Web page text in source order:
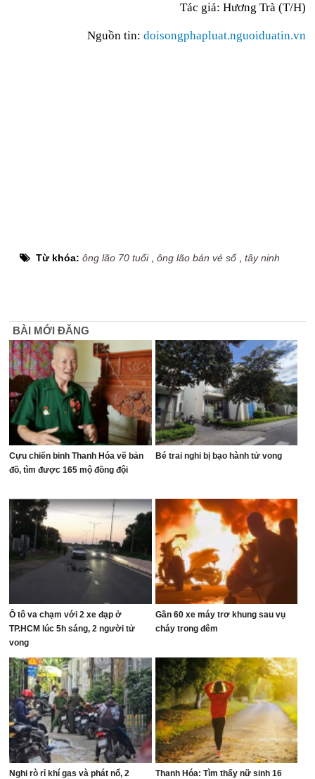
Tác giả: Hương Trà (T/H)
Nguồn tin: doisongphapluat.nguoiduatin.vn
Từ khóa:ông lão 70 tuổi,ông lão bán vé số,tây ninh
BÀI MỚI ĐĂNG
Cựu chiến binh Thanh Hóa vẽ bản
đồ, tìm được 165 mộ đồng đội
Bé trai nghi bị bạo hành tử vong
Ô tô va chạm với 2 xe đạp ở
TP.HCM lúc 5h sáng, 2 người tử
vong
Gần 60 xe máy trơ khung sau vụ
cháy trong đêm
Nghi rò rỉ khí gas và phát nổ, 2 Thanh Hóa: Tìm thấy nữ sinh 16